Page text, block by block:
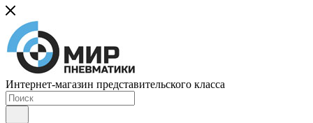
Интернет-магазин представительского класса